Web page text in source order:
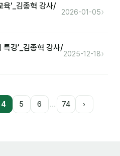
육'_김종혁 강사/
2026-01-05›
특강'_김종혁 강사/
2025-12-18›
4 5 6 … 74 ›